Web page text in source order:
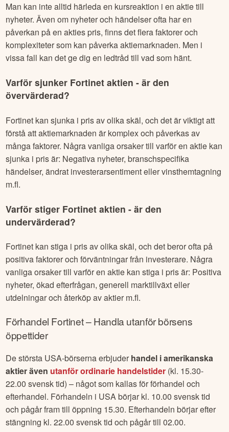
Man kan inte alltid härleda en kursreaktion i en aktie till
nyheter. Även om nyheter och händelser ofta har en
påverkan på en akties pris, finns det flera faktorer och
komplexiteter som kan påverka aktiemarknaden. Men i
vissa fall kan det ge dig en ledtråd till vad som hänt.
Varför sjunker Fortinet aktien - är den
övervärderad?
Fortinet kan sjunka i pris av olika skäl, och det är viktigt att
förstå att aktiemarknaden är komplex och påverkas av
många faktorer. Några vanliga orsaker till varför en aktie kan
sjunka i pris är: Negativa nyheter, branschspecifika
händelser, ändrat investerarsentiment eller vinsthemtagning
m.fl.
Varför stiger Fortinet aktien - är den
undervärderad?
Fortinet kan stiga i pris av olika skäl, och det beror ofta på
positiva faktorer och förväntningar från investerare. Några
vanliga orsaker till varför en aktie kan stiga i pris är: Positiva
nyheter, ökad efterfrågan, generell marktillväxt eller
utdelningar och återköp av aktier m.fl.
Förhandel Fortinet– Handla utanför börsens
öppettider
De största USA-börserna erbjuder handel i amerikanska
aktier även utanför ordinarie handelstider (kl. 15.30-
22.00 svensk tid) – något som kallas för förhandel och
efterhandel. Förhandeln i USA börjar kl. 10.00 svensk tid
och pågår fram till öppning 15.30. Efterhandeln börjar efter
stängning kl. 22.00 svensk tid och pågår till 02.00.